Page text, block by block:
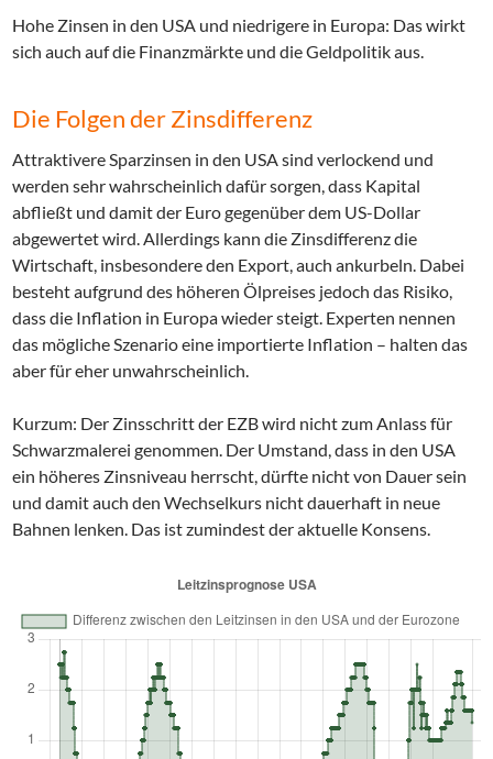
Hohe Zinsen in den USA und niedrigere in Europa: Das wirkt
sich auch auf die Finanzmärkte und die Geldpolitik aus.
Die Folgen der Zinsdifferenz
Attraktivere Sparzinsen in den USA sind verlockend und
werden sehr wahrscheinlich dafür sorgen, dass Kapital
abfließt und damit der Euro gegenüber dem US-Dollar
abgewertet wird. Allerdings kann die Zinsdifferenz die
Wirtschaft, insbesondere den Export, auch ankurbeln. Dabei
besteht aufgrund des höheren Ölpreises jedoch das Risiko,
dass die Inflation in Europa wieder steigt. Experten nennen
das mögliche Szenario eine importierte Inflation – halten das
aber für eher unwahrscheinlich.
Kurzum: Der Zinsschritt der EZB wird nicht zum Anlass für
Schwarzmalerei genommen. Der Umstand, dass in den USA
ein höheres Zinsniveau herrscht, dürfte nicht von Dauer sein
und damit auch den Wechselkurs nicht dauerhaft in neue
Bahnen lenken. Das ist zumindest der aktuelle Konsens.